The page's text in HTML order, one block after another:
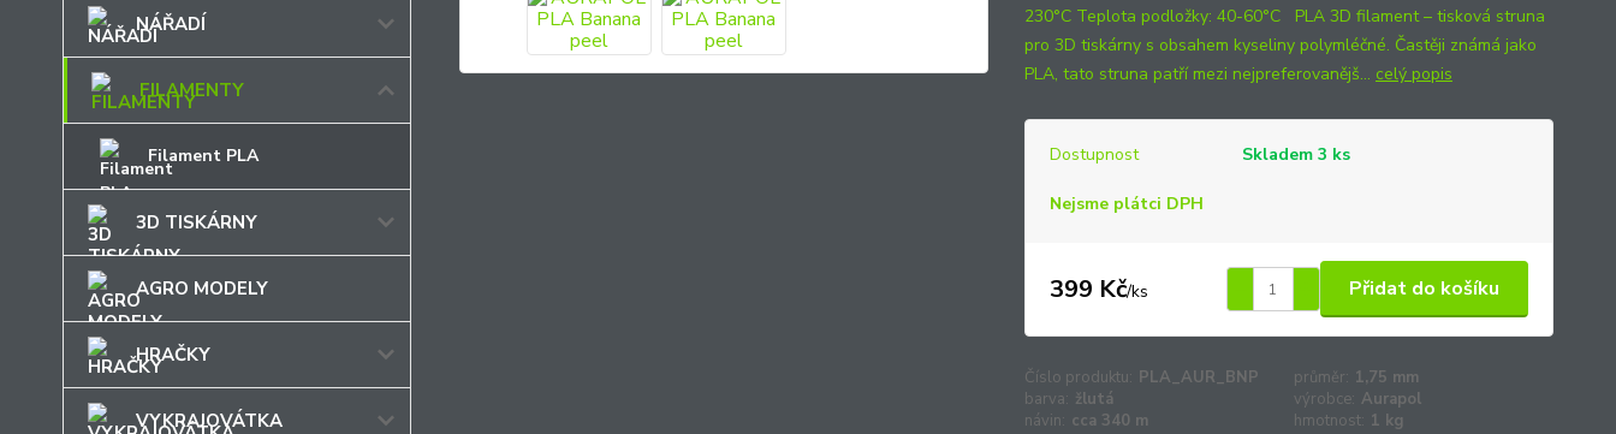
NÁŘADÍ
FILAMENTY
Filament PLA
3D TISKÁRNY
AGRO MODELY
HRAČKY
VYKRAJOVÁTKA
230°C Teplota podložky: 40-60°C PLA 3D filament – tisková struna
pro 3D tiskárny s obsahem kyseliny polymléčné. Častěji známá jako
PLA, tato struna patří mezi nejpreferovanějš... celý popis
Dostupnost Skladem 3 ks
Nejsme plátci DPH
399 Kč/ks Přidat do košíku
Číslo produktu: PLA_AUR_BNP průměr: 1,75 mm
barva: žlutá výrobce: Aurapol
návin: cca 340 m hmotnost: 1 kg